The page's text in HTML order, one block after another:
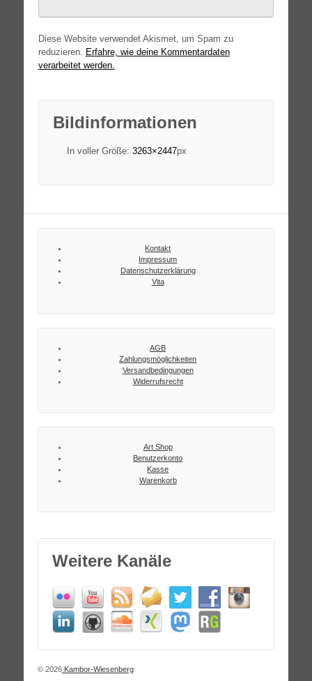
Diese Website verwendet Akismet, um Spam zu
reduzieren. Erfahre, wie deine Kommentardaten
verarbeitet werden.
Bildinformationen
In voller Größe: 3263×2447px
Kontakt
Impressum
Datenschutzerklärung
Vita
AGB
Zahlungsmöglichkeiten
Versandbedingungen
Widerrufsrecht
Art Shop
Benutzerkonto
Kasse
Warenkorb
Weitere Kanäle
© 2026Kambor-Wiesenberg